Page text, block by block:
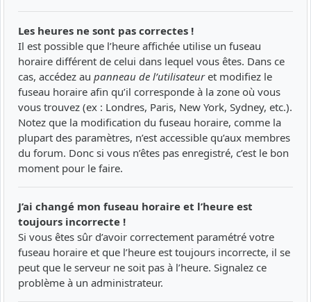
Les heures ne sont pas correctes !
Il est possible que l’heure affichée utilise un fuseau
horaire différent de celui dans lequel vous êtes. Dans ce
cas, accédez au panneau de l’utilisateuret modifiez le
fuseau horaire afin qu’il corresponde à la zone où vous
vous trouvez (ex : Londres, Paris, New York, Sydney, etc.).
Notez que la modification du fuseau horaire, comme la
plupart des paramètres, n’est accessible qu’aux membres
du forum. Donc si vous n’êtes pas enregistré, c’est le bon
moment pour le faire.
J’ai changé mon fuseau horaire et l’heure est
toujours incorrecte !
Si vous êtes sûr d’avoir correctement paramétré votre
fuseau horaire et que l’heure est toujours incorrecte, il se
peut que le serveur ne soit pas à l’heure. Signalez ce
problème à un administrateur.